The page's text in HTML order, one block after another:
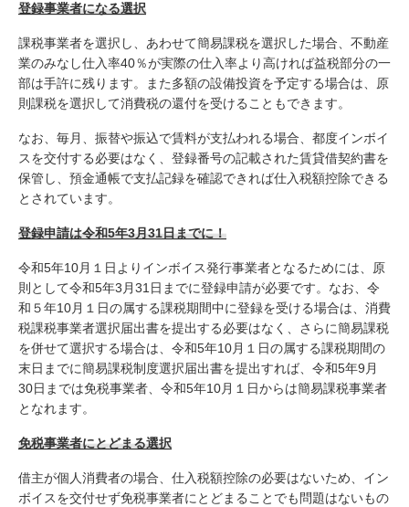
登録事業者になる選択
課税事業者を選択し、あわせて簡易課税を選択した場合、不動産
業のみなし仕入率40％が実際の仕入率より高ければ益税部分の一
部は手許に残ります。また多額の設備投資を予定する場合は、原
則課税を選択して消費税の還付を受けることもできます。
なお、毎月、振替や振込で賃料が支払われる場合、都度インボイ
スを交付する必要はなく、登録番号の記載された賃貸借契約書を
保管し、預金通帳で支払記録を確認できれば仕入税額控除できる
とされています。
登録申請は令和5年3月31日までに！
令和5年10月１日よりインボイス発行事業者となるためには、原
則として令和5年3月31日までに登録申請が必要です。なお、令
和５年10月１日の属する課税期間中に登録を受ける場合は、消費
税課税事業者選択届出書を提出する必要はなく、さらに簡易課税
を併せて選択する場合は、令和5年10月１日の属する課税期間の
末日までに簡易課税制度選択届出書を提出すれば、令和5年9月
30日までは免税事業者、令和5年10月１日からは簡易課税事業者
となれます。
免税事業者にとどまる選択
借主が個人消費者の場合、仕入税額控除の必要はないため、イン
ボイスを交付せず免税事業者にとどまることでも問題はないもの